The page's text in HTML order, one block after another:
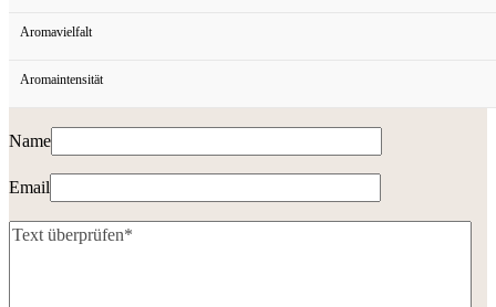
Aromavielfalt
Aromaintensität
Name
Email